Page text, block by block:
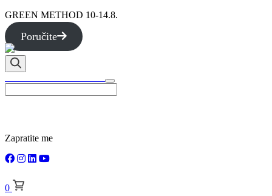
GREEN METHOD 10-14.8.
Poručite
Zapratite me
0